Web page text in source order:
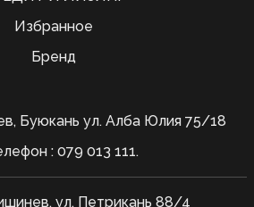
Избранное
Бренд
Буюкань ул. Алба Юлия 75/18
: 079 013 111.
ул. Петрикань 88/4